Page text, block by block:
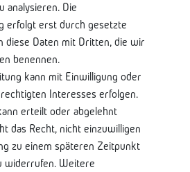
analysieren. Die
erfolgt erst durch gesetzte
diese Daten mit Dritten, die wir
benennen.
kann mit Einwilligung oder
Interesses erfolgen.
erteilt oder abgelehnt
das Recht, nicht einzuwilligen
zu einem späteren Zeitpunkt
widerrufen. Weitere